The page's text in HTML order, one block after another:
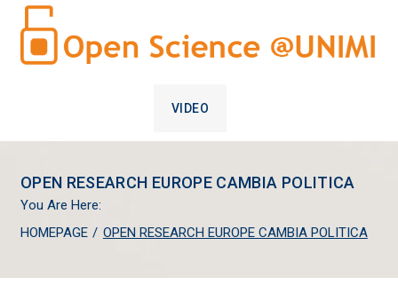
VIDEO
OPEN RESEARCH EUROPE CAMBIA POLITICA
You Are Here:
HOMEPAGE / OPEN RESEARCH EUROPE CAMBIA POLITICA